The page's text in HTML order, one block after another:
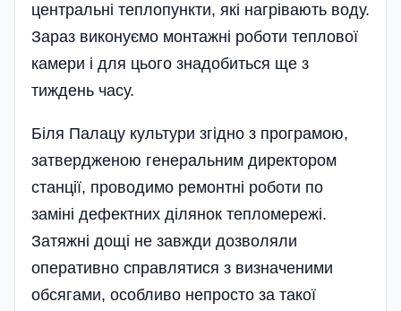
центральні теплопункти, які нагрівають воду.
Зараз виконуємо монтажні роботи теплов­ої
камери і для цього знадобиться ще з
тиждень часу.
Біля Палацу культури згідно з програмою,
затвердженою генеральним директором
станції, проводимо ремонтні роботи по
заміні дефектних ділянок тепломережі.
Затяжні дощі не завжди дозволяли
оперативно справлятися з визначеними
обсягами, особливо непросто за такої